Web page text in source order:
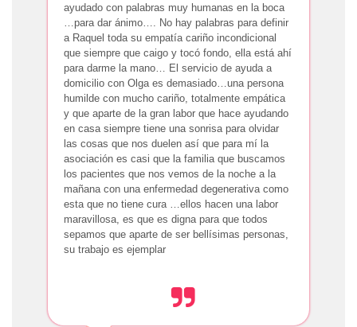
ayudado con palabras muy humanas en la boca
…para dar ánimo…. No hay palabras para definir
a Raquel toda su empatía cariño incondicional
que siempre que caigo y tocó fondo, ella está ahí
para darme la mano… El servicio de ayuda a
domicilio con Olga es demasiado…una persona
humilde con mucho cariño, totalmente empática
y que aparte de la gran labor que hace ayudando
en casa siempre tiene una sonrisa para olvidar
las cosas que nos duelen así que para mí la
asociación es casi que la familia que buscamos
los pacientes que nos vemos de la noche a la
mañana con una enfermedad degenerativa como
esta que no tiene cura …ellos hacen una labor
maravillosa, es que es digna para que todos
sepamos que aparte de ser bellísimas personas,
su trabajo es ejemplar